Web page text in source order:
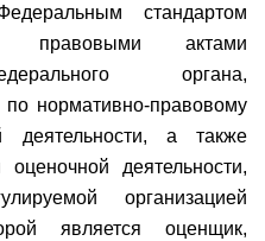
стандартом
правовыми актами
органа,
нормативно-правовому
деятельности, а также
деятельности,
организацией
является оценщик,